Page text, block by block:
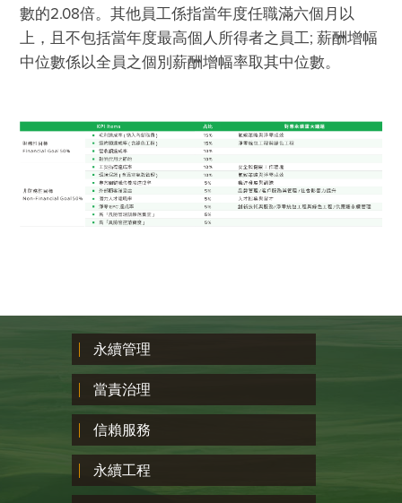
數的2.08倍。其他員工係指當年度任職滿六個月以
上，且不包括當年度最高個人所得者之員工; 薪酬增幅
中位數係以全員之個別薪酬增幅率取其中位數。
永續管理
當責治理
信賴服務
永續工程